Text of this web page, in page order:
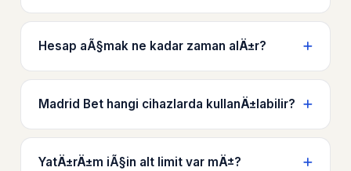
Hesap aÃ§mak ne kadar zaman alÄ±r?
Madrid Bet hangi cihazlarda kullanÄ±labilir?
YatÄ±rÄ±m iÃ§in alt limit var mÄ±?